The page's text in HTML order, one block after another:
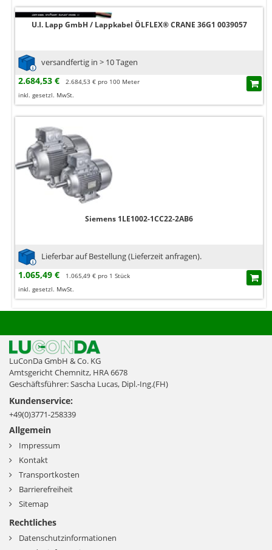
U.I. Lapp GmbH / Lappkabel ÖLFLEX® CRANE 36G1 0039057
versandfertig in > 10 Tagen
2.684,53 €
2.684,53 € pro 100 Meter
inkl. gesetzl. MwSt.
Siemens 1LE1002-1CC22-2AB6
Lieferbar auf Bestellung (Lieferzeit anfragen).
1.065,49 €
1.065,49 € pro 1 Stück
inkl. gesetzl. MwSt.
LuConDa GmbH & Co. KG
Amtsgericht Chemnitz, HRA 6678
Geschäftsführer: Sascha Lucas, Dipl.-Ing.(FH)
Kundenservice:
+49(0)3771-258339
Allgemein
Impressum
Kontakt
Transportkosten
Barrierefreiheit
Sitemap
Rechtliches
Datenschutzinformationen